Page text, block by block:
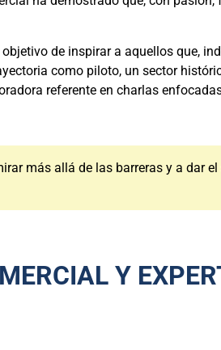
de inspirar a aquellos que,
como piloto, un sector
referente en charlas
más allá de las barreras y a dar
Y